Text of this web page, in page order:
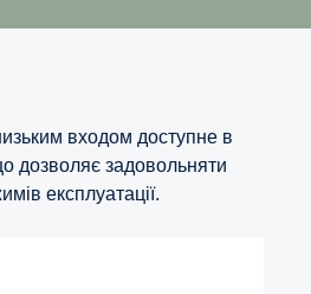
входом доступне в
дозволяє задовольняти
експлуатації.